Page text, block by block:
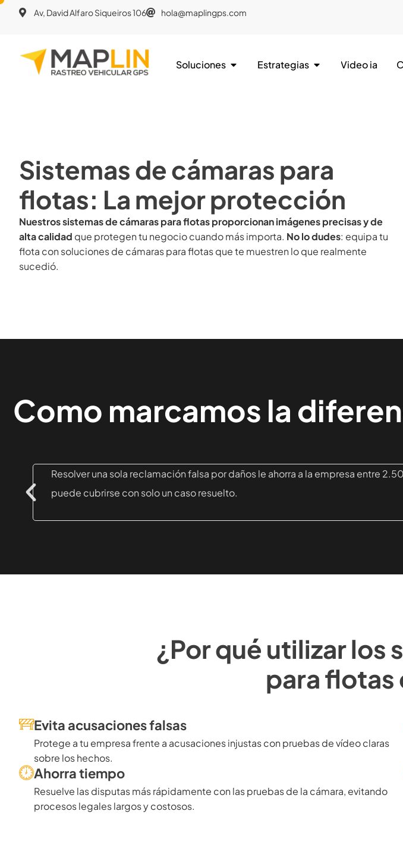
Av, David Alfaro Siqueiros 106 hola@maplingps.com
Soluciones Estrategias Video ia
Sistemas de cámaras para
flotas: La mejor protección
Nuestros sistemas de cámaras para flotas proporcionan imágenes precisas y de
alta calidad que protegen tu negocio cuando más importa. No lo dudes: equipa tu
flota con soluciones de cámaras para flotas que te muestren lo que realmente
sucedió.
Como marcamos la
Resolver una sola reclamación falsa por daños le ahorra a la empresa entre
puede cubrirse con solo un caso resuelto.
¿Por qué utilizar los
para flotas
Evita acusaciones falsas
Protege a tu empresa frente a acusaciones injustas con pruebas de vídeo claras
sobre los hechos.
Ahorra tiempo
Resuelve las disputas más rápidamente con las pruebas de la cámara, evitando
procesos legales largos y costosos.